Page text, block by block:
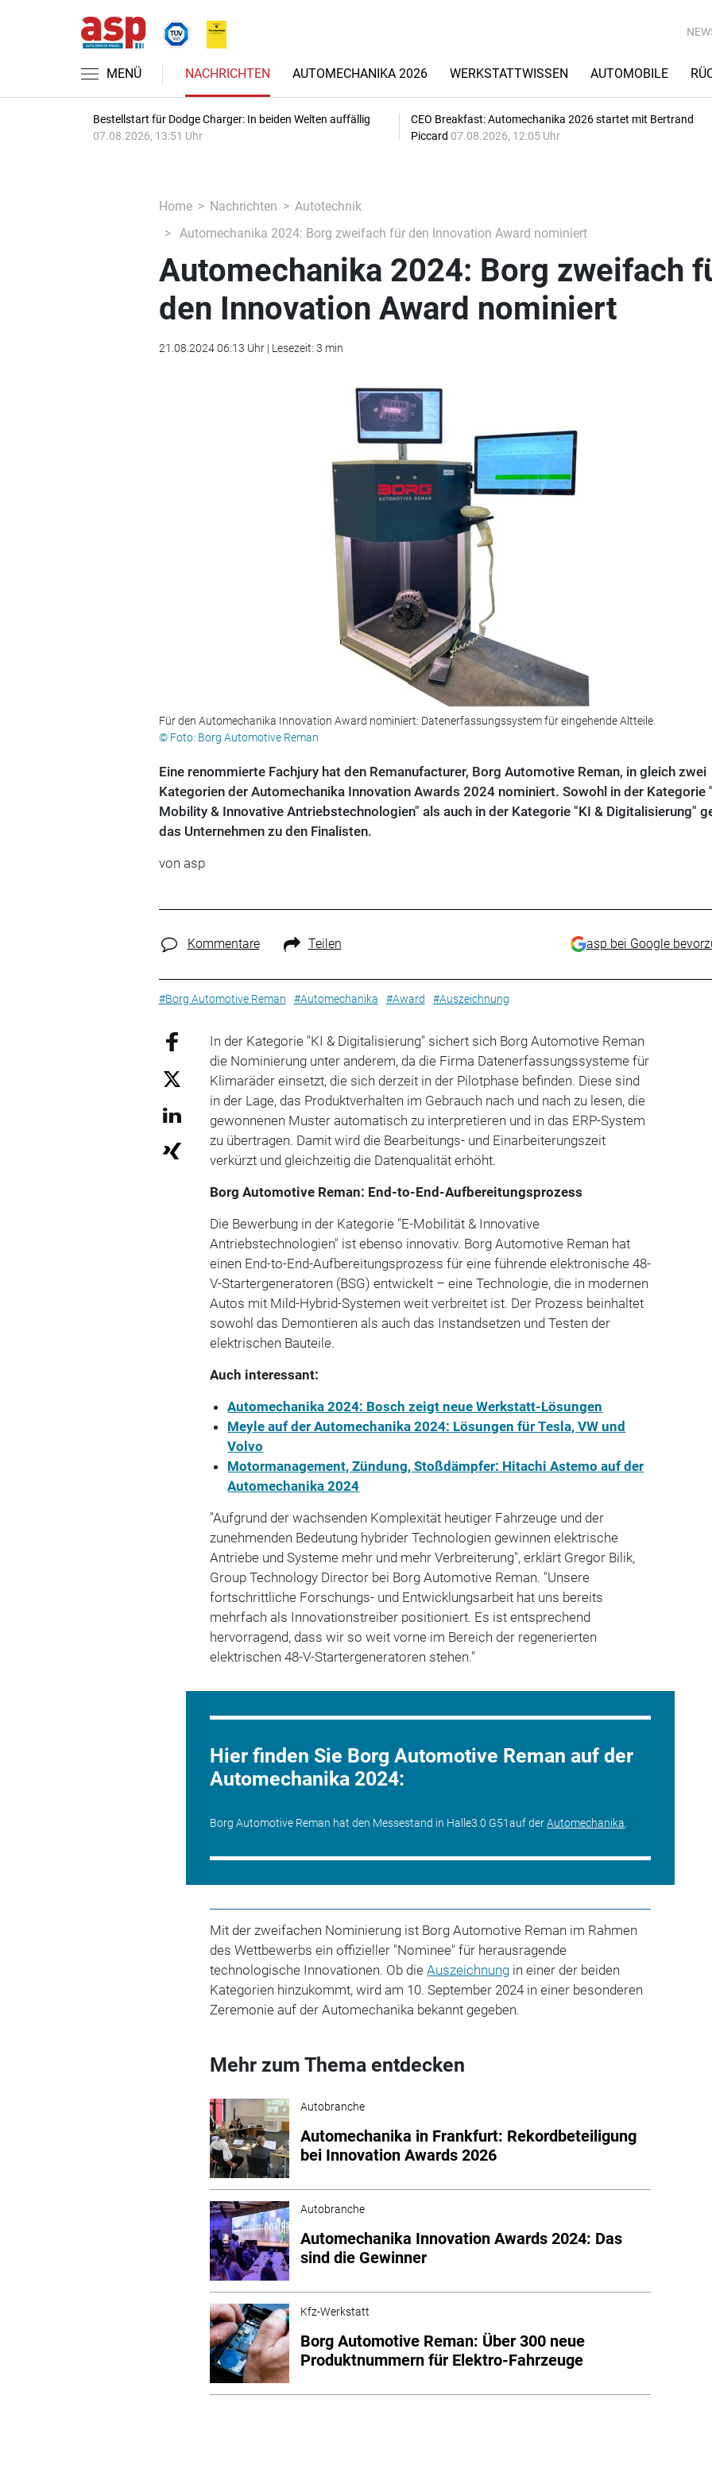
MENÜ NACHRICHTEN AUTOMECHANIKA 2026 WERKSTATTWISSEN AUTOMOBILE
Bestellstart für Dodge Charger: In beiden Welten auffällig
07.08.2026, 13:51 Uhr
CEO Breakfast: Automechanika 2026 startet mit Bertrand
Piccard 07.08.2026, 12:05 Uhr
Home Nachrichten
Autotechnik
Automechanika 2024: Borg zweifach für den Innovation Award nominiert
Automechanika 2024: Borg zweifach
den Innovation Award nominiert
21.08.2024 06:13 Uhr | Lesezeit: 3 min
Für den Automechanika Innovation Award nominiert: Datenerfassungssystem für eingehende Altteile.
© Foto: Borg Automotive Reman
Eine renommierte Fachjury hat den Remanufacturer, Borg Automotive Reman, in gleich zwei
Kategorien der Automechanika Innovation Awards 2024 nominiert. Sowohl in der Kategorie
Mobility & Innovative Antriebstechnologien" als auch in der Kategorie "KI & Digitalisierung"
das Unternehmen zu den Finalisten.
von asp
Kommentare Teilen asp bei Google
#Borg Automotive Reman #Automechanika #Award #Auszeichnung
In der Kategorie "KI & Digitalisierung" sichert sich Borg Automotive Reman
die Nominierung unter anderem, da die Firma Datenerfassungssysteme für
Klimaräder einsetzt, die sich derzeit in der Pilotphase befinden. Diese sind
in der Lage, das Produktverhalten im Gebrauch nach und nach zu lesen, die
gewonnenen Muster automatisch zu interpretieren und in das ERP-System
zu übertragen. Damit wird die Bearbeitungs- und Einarbeiterungszeit
verkürzt und gleichzeitig die Datenqualität erhöht.
Borg Automotive Reman: End-to-End-Aufbereitungsprozess
Die Bewerbung in der Kategorie "E-Mobilität & Innovative
Antriebstechnologien" ist ebenso innovativ. Borg Automotive Reman hat
einen End-to-End-Aufbereitungsprozess für eine führende elektronische 48-
V-Startergeneratoren (BSG) entwickelt – eine Technologie, die in modernen
Autos mit Mild-Hybrid-Systemen weit verbreitet ist. Der Prozess beinhaltet
sowohl das Demontieren als auch das Instandsetzen und Testen der
elektrischen Bauteile.
Auch interessant:
Automechanika 2024: Bosch zeigt neue Werkstatt-Lösungen
Meyle auf der Automechanika 2024: Lösungen für Tesla, VW und
Volvo
Motormanagement, Zündung, Stoßdämpfer: Hitachi Astemo auf der
Automechanika 2024
"Aufgrund der wachsenden Komplexität heutiger Fahrzeuge und der
zunehmenden Bedeutung hybrider Technologien gewinnen elektrische
Antriebe und Systeme mehr und mehr Verbreiterung", erklärt Gregor Bilik,
Group Technology Director bei Borg Automotive Reman. "Unsere
fortschrittliche Forschungs- und Entwicklungsarbeit hat uns bereits
mehrfach als Innovationstreiber positioniert. Es ist entsprechend
hervorragend, dass wir so weit vorne im Bereich der regenerierten
elektrischen 48-V-Startergeneratoren stehen."
Hier finden Sie Borg Automotive Reman auf der
Automechanika 2024:
Borg Automotive Reman hat den Messestand in Halle3.0 G51auf derAutomechanika
Mit der zweifachen Nominierung ist Borg Automotive Reman im Rahmen
des Wettbewerbs ein offizieller "Nominee" für herausragende
technologische Innovationen. Ob dieAuszeichnung in einer der beiden
Kategorien hinzukommt, wird am 10. September 2024 in einer besonderen
Zeremonie auf der Automechanika bekannt gegeben.
Mehr zum Thema entdecken
Autobranche
Automechanika in Frankfurt: Rekordbeteiligung
bei Innovation Awards 2026
Autobranche
Automechanika Innovation Awards 2024: Das
sind die Gewinner
Kfz-Werkstatt
Borg Automotive Reman: Über 300 neue
Produktnummern für Elektro-Fahrzeuge